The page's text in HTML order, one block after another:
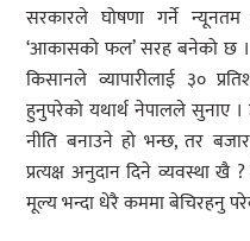
सरकारले घोषणा गर्ने
‘आकासको फल’ सरह बनेको छ
किसानले व्यापारीलाई ३०
हुनुपरेको यथार्थ नेपालले सुनाए ।
नीति बनाउने हो भन्छ, तर
प्रत्यक्ष अनुदान दिने व्यवस्था
मूल्य भन्दा धेरै कममा बेचिरहनु